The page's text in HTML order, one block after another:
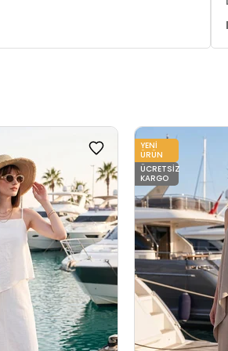
YENI
ÜRÜN
ÜCRETSIZ
KARGO